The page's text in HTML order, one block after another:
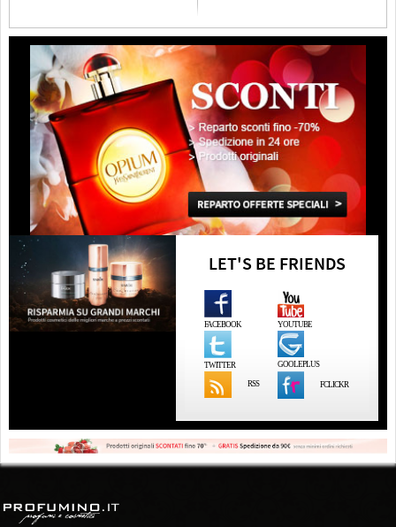
LET'S BE FRIENDS
FACEBOOK YOUTUBE
TWITTER GOOLEPLUS
RSS FCLICKR